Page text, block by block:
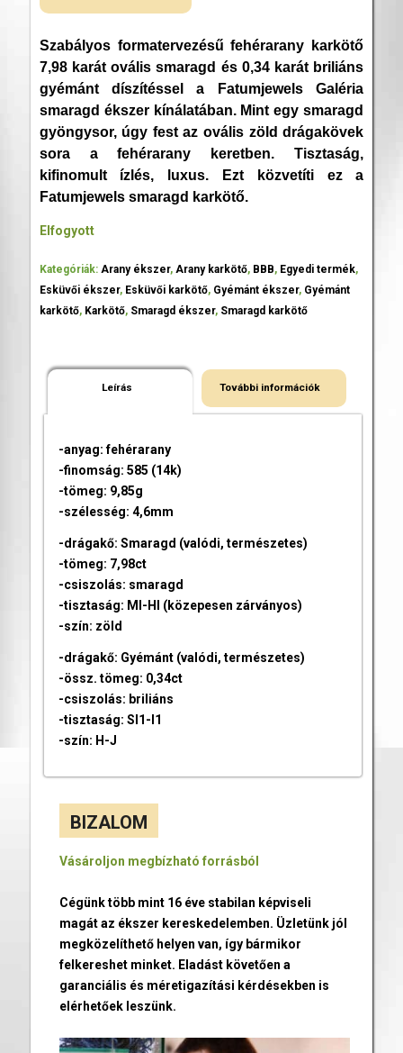
Szabályos formatervezésű fehérarany karkötő
7,98 karát ovális smaragd és 0,34 karát briliáns
gyémánt díszítéssel a Fatumjewels Galéria
smaragd ékszer kínálatában. Mint egy smaragd
gyöngysor, úgy fest az ovális zöld drágakövek
sora a fehérarany keretben. Tisztaság,
kifinomult ízlés, luxus. Ezt közvetíti ez a
Fatumjewels smaragd karkötő.
Elfogyott
Kategóriák: Arany ékszer, Arany karkötő, BBB, Egyedi termék,
Esküvői ékszer, Esküvői karkötő, Gyémánt ékszer, Gyémánt
karkötő, Karkötő, Smaragd ékszer, Smaragd karkötő
Leírás További információk
-anyag: fehérarany
-finomság: 585 (14k)
-tömeg: 9,85g
-szélesség: 4,6mm
-drágakő: Smaragd (valódi, természetes)
-tömeg: 7,98ct
-csiszolás: smaragd
-tisztaság: MI-HI (közepesen zárványos)
-szín: zöld
-drágakő: Gyémánt (valódi, természetes)
-össz. tömeg: 0,34ct
-csiszolás: briliáns
-tisztaság: SI1-I1
-szín: H-J
BIZALOM
Vásároljon megbízható forrásból
Cégünk több mint 16 éve stabilan képviseli
magát az ékszer kereskedelemben. Üzletünk jól
megközelíthető helyen van, így bármikor
felkereshet minket. Eladást követően a
garanciális és méretigazítási kérdésekben is
elérhetőek leszünk.